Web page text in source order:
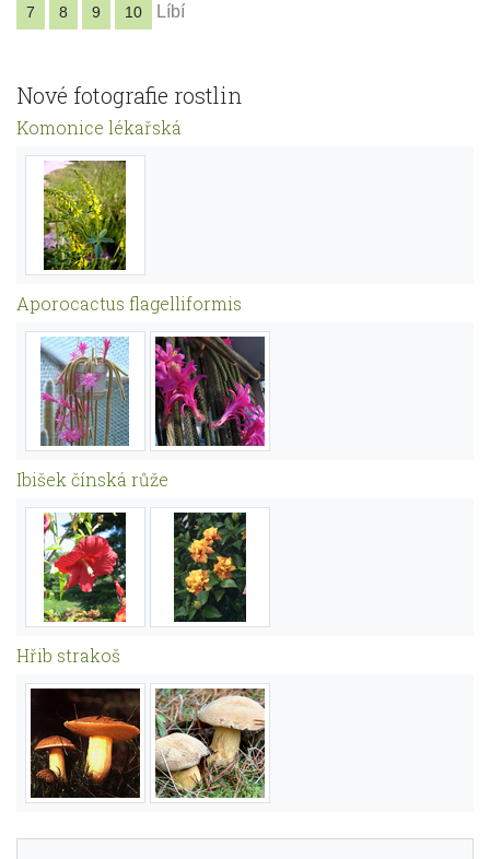
7
8 9 10 Líbí
Nové fotografie rostlin
Komonice lékařská
Aporocactus flagelliformis
Ibišek čínská růže
Hřib strakoš